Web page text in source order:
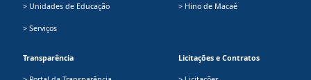
> Unidades de Educação
> Serviços
> Hino de Macaé
Transparência Licitações e Contratos